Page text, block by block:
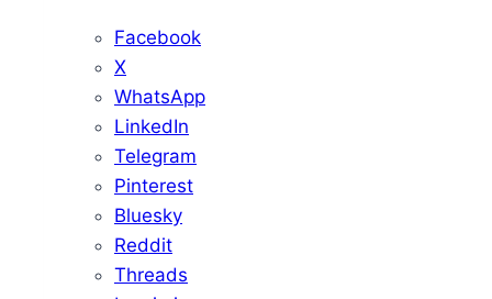
Facebook
X
WhatsApp
LinkedIn
Telegram
Pinterest
Bluesky
Reddit
Threads